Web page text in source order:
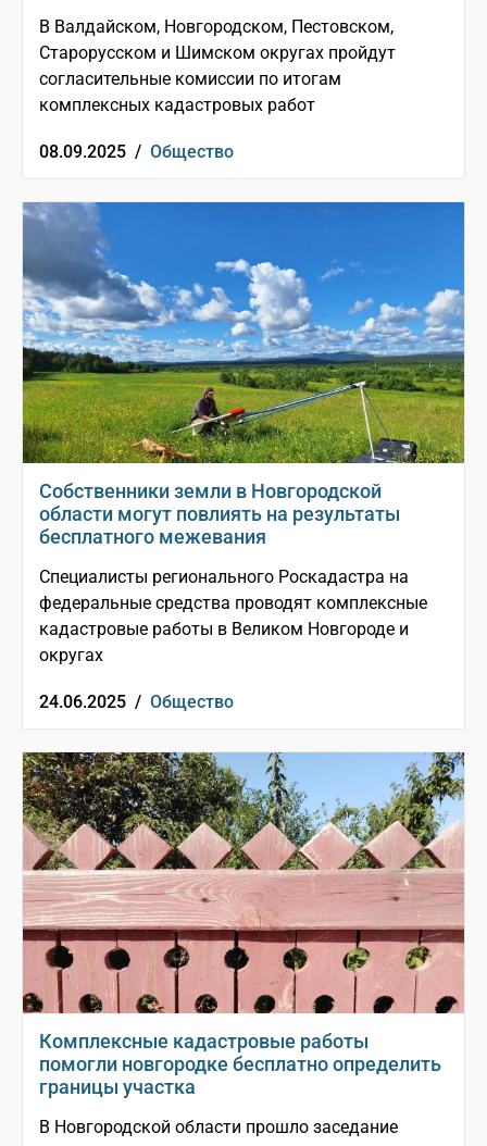
В Валдайском, Новгородском, Пестовском,
Старорусском и Шимском округах пройдут
согласительные комиссии по итогам
комплексных кадастровых работ
08.09.2025 / Общество
Собственники земли в Новгородской
области могут повлиять на результаты
бесплатного межевания
Специалисты регионального Роскадастра на
федеральные средства проводят комплексные
кадастровые работы в Великом Новгороде и
округах
24.06.2025 / Общество
Комплексные кадастровые работы
помогли новгородке бесплатно определить
границы участка
В Новгородской области прошло заседание